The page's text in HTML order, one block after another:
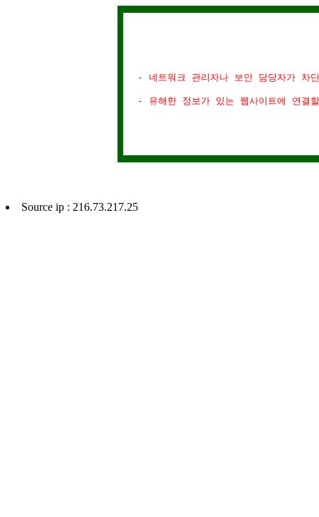
- 네트워크 관리자나 보안 담당자가 차
- 유해한 정보가 있는 웹사이트에 연결
Source ip : 216.73.217.25